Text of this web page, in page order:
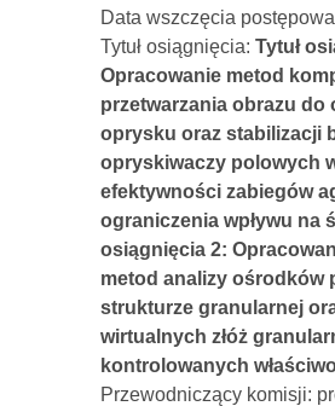
Data wszczęcia
Tytuł osiągnięcia: Tytuł
Opracowanie metod
przetwarzania obrazu do
oprysku oraz stabilizacji
opryskiwaczy polowych
efektywności zabiegów
ograniczenia wpływu na
osiągnięcia 2:
metod analizy ośrodków
strukturze granularnej
wirtualnych złóż
kontrolowanych
Przewodniczący komisji: